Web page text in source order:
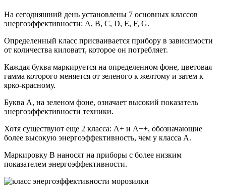
На сегодняшний день установлены 7 основных классов
энергоэффективности: A, B, C, D, E, F, G.
Определенный класс присваивается прибору в зависимости
от количества киловатт, которое он потребляет.
Каждая буква маркируется на определенном фоне, цветовая
гамма которого меняется от зеленого к желтому и затем к
ярко-красному.
Буква А, на зеленом фоне, означает высокий показатель
энергоэффективности техники.
Хотя существуют еще 2 класса: А+ и А++, обозначающие
более высокую энергоэффективность, чем у класса А.
Маркировку В наносят на приборы с более низким
показателем энергоэффективности.